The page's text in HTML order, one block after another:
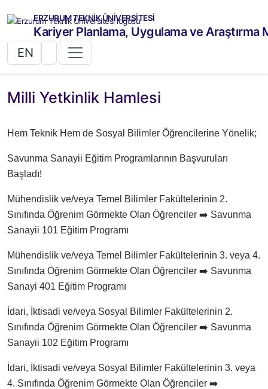
ERZURUM TEKNİK ÜNİVERSİTESİ
Kariyer Planlama, Uygulama ve Araştırma
EN
Milli Yetkinlik Hamlesi
Hem Teknik Hem de Sosyal Bilimler Öğrencilerine Yönelik;
Savunma Sanayii Eğitim Programlarının Başvuruları
Başladı!
Mühendislik ve/veya Temel Bilimler Fakültelerinin 2.
Sınıfında Öğrenim Görmekte Olan Öğrenciler ➡️ Savunma
Sanayii 101 Eğitim Programı
Mühendislik ve/veya Temel Bilimler Fakültelerinin 3. veya 4.
Sınıfında Öğrenim Görmekte Olan Öğrenciler ➡️ Savunma
Sanayi 401 Eğitim Programı
İdari, İktisadi ve/veya Sosyal Bilimler Fakültelerinin 2.
Sınıfında Öğrenim Görmekte Olan Öğrenciler ➡️ Savunma
Sanayii 102 Eğitim Programı
İdari, İktisadi ve/veya Sosyal Bilimler Fakültelerinin 3. veya
4. Sınıfında Öğrenim Görmekte Olan Öğrenciler ➡️